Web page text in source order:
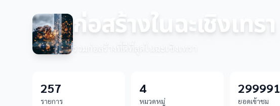
ก่อสร้างในฉะเชิงเทรา
รวมก่อสร้างที่ดีที่สุดในฉะเชิงเทรา
257
รายการ
4
หมวดหมู่
299991
ยอดเข้าชม